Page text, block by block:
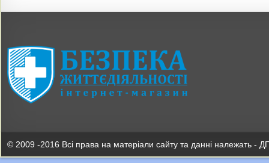
© 2009 -2016 Всі права на матеріали сайту та данні належать -